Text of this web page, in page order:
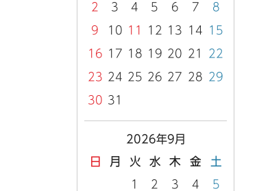
2 3 4 5 6 7 8
9 10 11 12 13 14 15
16 17 18 19 20 21 22
23 24 25 26 27 28 29
30 31
2026年9月
日 月 火 水 木 金 土
1 2 3 4 5